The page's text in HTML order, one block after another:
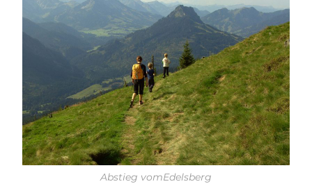
Abstieg vomEdelsberg